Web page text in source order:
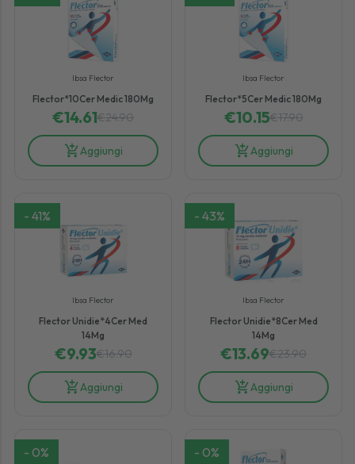
Ibsa Flector
Flector*10Cer Medic 180Mg
€14.61€24.90
Aggiungi
Ibsa Flector
Flector*5Cer Medic 180Mg
€10.15€17.90
Aggiungi
- 41%
Ibsa Flector
Flector Unidie*4Cer Med
14Mg
€9.93€16.90
Aggiungi
- 43%
Ibsa Flector
Flector Unidie*8Cer Med
14Mg
€13.69€23.90
Aggiungi
- 0% - 0%